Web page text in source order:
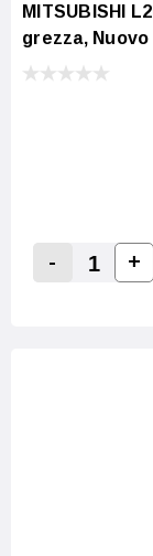
MITSUBISHI
grezza,
Decrease
- +